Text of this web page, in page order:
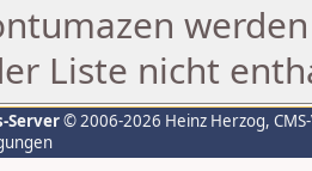
Liste nicht
Server© 2006-2026 Heinz Herzog,